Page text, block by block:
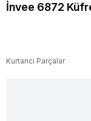
İnvee 6872
Kurtarıcı Parçalar